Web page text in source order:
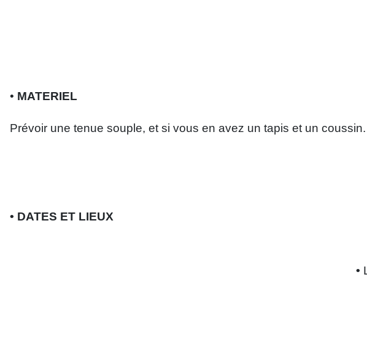
• MATERIEL
Prévoir une tenue souple, et si vous en avez un tapis et un coussin.
• DATES ET LIEUX
•